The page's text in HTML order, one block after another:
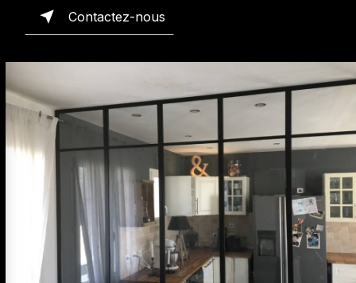
Contactez-nous